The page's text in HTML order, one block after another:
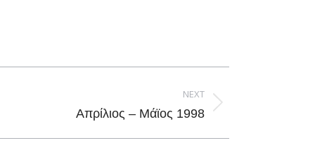
NEXT
Απρίλιος – Μάϊος 1998